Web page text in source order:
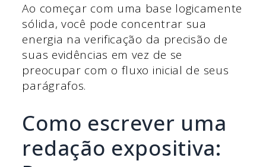
Ao começar com uma base logicamente
sólida, você pode concentrar sua
energia na verificação da precisão de
suas evidências em vez de se
preocupar com o fluxo inicial de seus
parágrafos.
Como escrever uma
redação expositiva: